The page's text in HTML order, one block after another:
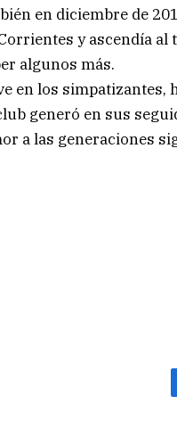
en diciembre de
y ascendía
algunos más.
en los
generó en sus
a las generaciones